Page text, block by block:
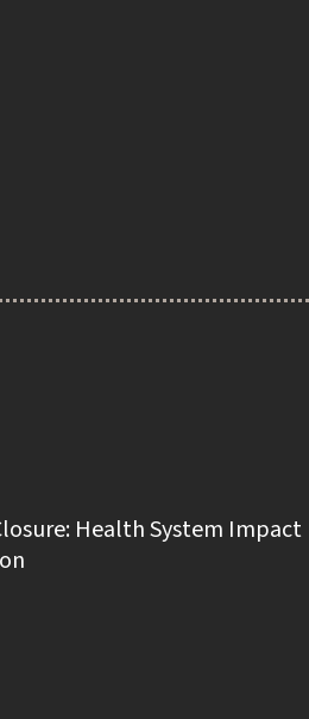
Health System Impact